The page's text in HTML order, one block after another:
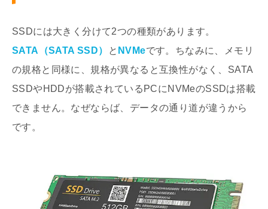
SSDには大きく分けて2つの種類があります。
SATA（SATA SSD）
と NVMeです。ちなみに、メモリ
の規格と同様に、規格が異なると互換性がなく、SATA
SSDやHDDが搭載されているPCにNVMeのSSDは搭載
できません。なぜならば、データの通り道が違うから
です。